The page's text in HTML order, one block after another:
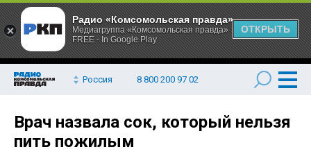
Россия 8 800 200 97 02
Врач назвала сок, который нельзя
пить пожилым
Радио «Комсомольская правда»
Медиагруппа «Комсомольская правда»
FREE - In Google Play
ОТКРЫТЬ